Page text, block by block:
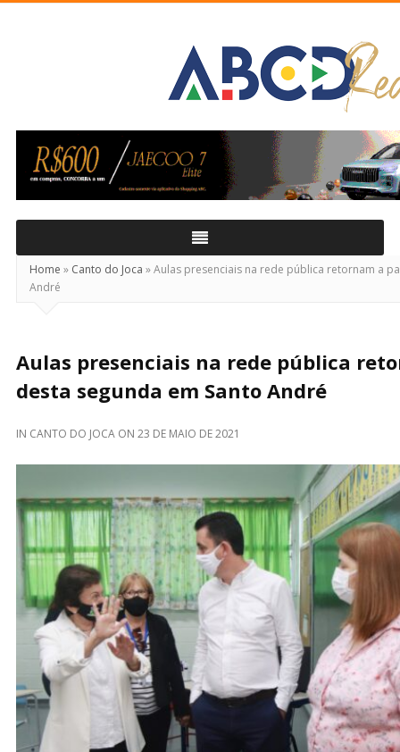
Real
Home » Canto do Joca »Aulas presenciais na rede pública retornam a
André
Aulas presenciais na rede pública
desta segunda em Santo André
IN CANTO DO JOCA ON 23 DE MAIO DE 2021